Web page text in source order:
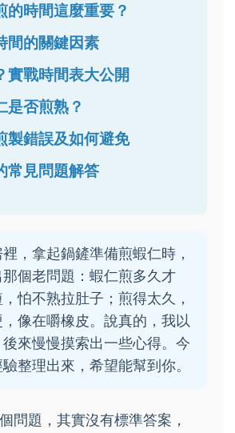
的時間這麼重要？
間的關鍵因素
實戰時間表大公開
是否煎熟？
製錯誤及如何避免
常見問題解答
，拿起鍋鏟準備煎蝦仁時，
個老問題：蝦仁煎多久才
怕不熟拉肚子；煎得太久，
像在嚼橡皮。說真的，我以
來慢慢摸索出一些心得。今
整理出來，希望能幫到你。
問題，其實沒有標準答案，